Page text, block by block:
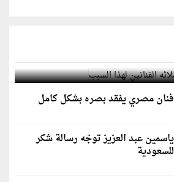
الفنانين لهذا السبب
فنان مصري يفقد بصره بشكل كامل
ياسمين عبد العزيز توجّه رسالة شكر
للسعودية